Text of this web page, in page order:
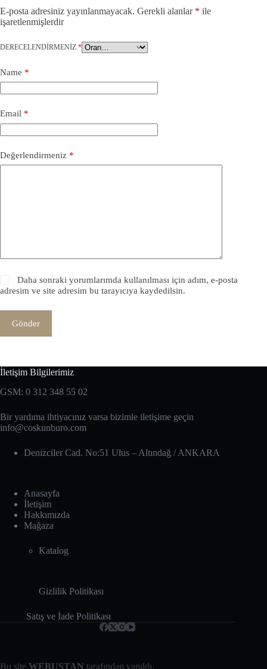
E-posta adresiniz yayınlanmayacak. Gerekli alanlar * ile
işaretlenmişlerdir
DERECELENDIRMENIZ *
Name *
Email *
Değerlendirmeniz *
Daha sonraki yorumlarımda kullanılması için adım, e-posta
adresim ve site adresim bu tarayıcıya kaydedilsin.
Gönder
İletişim Bilgilerimiz
GSM: 0 312 348 55 02
Bir yardıma ihtiyacınız varsa bizimle iletişime geçin
info@coskunburo.com
Denizciler Cad. No:51 Ulus – Altındağ‎ / ANKARA
Anasayfa
İletişim
Hakkımızda
Mağaza
Katalog
Gizlilik Politikası
Satış ve İade Politikası
Bu site WEBUSTAN tarafından yapıldı.